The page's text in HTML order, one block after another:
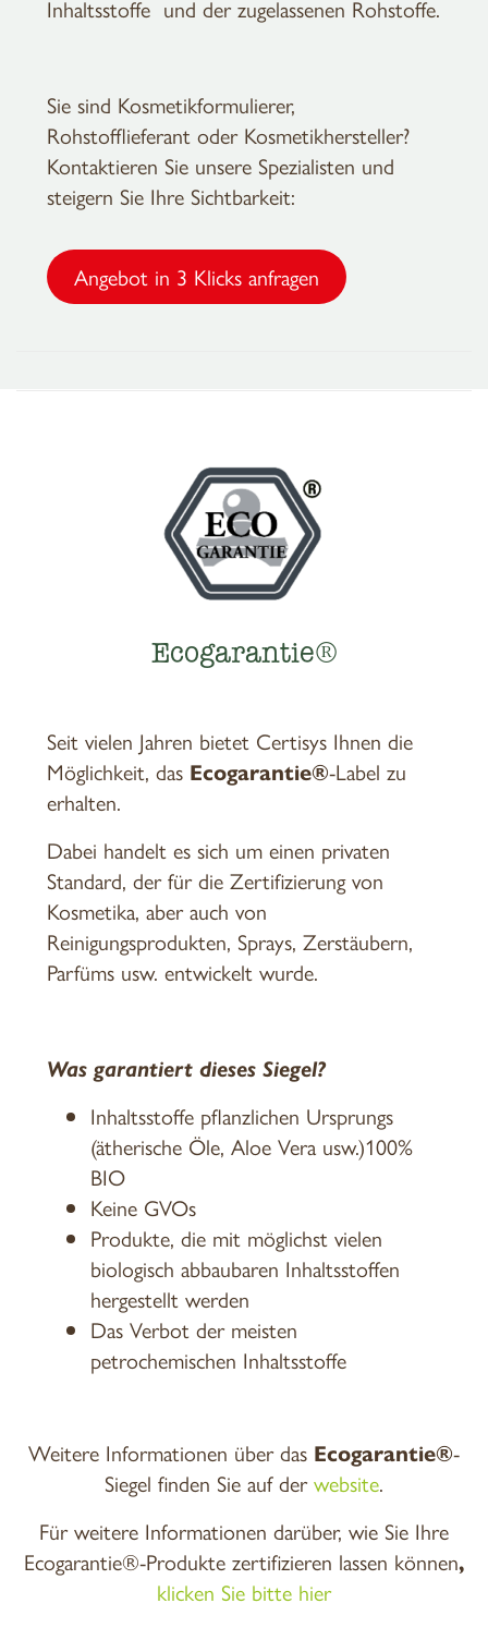
Inhaltsstoffe und der zugelassenen Rohstoffe.
Sie sind Kosmetikformulierer,
Rohstofflieferant oder Kosmetikhersteller?
Kontaktieren Sie unsere Spezialisten und
steigern Sie Ihre Sichtbarkeit:
Angebot in 3 Klicks anfragen
Ecogarantie®
Seit vielen Jahren bietet Certisys Ihnen die
Möglichkeit, das Ecogarantie®-Label zu
erhalten.
Dabei handelt es sich um einen privaten
Standard, der für die Zertifizierung von
Kosmetika, aber auch von
Reinigungsprodukten, Sprays, Zerstäubern,
Parfüms usw. entwickelt wurde.
Was garantiert dieses Siegel?
Inhaltsstoffe pflanzlichen Ursprungs
(ätherische Öle, Aloe Vera usw.)100%
BIO
Keine GVOs
Produkte, die mit möglichst vielen
biologisch abbaubaren Inhaltsstoffen
hergestellt werden
Das Verbot der meisten
petrochemischen Inhaltsstoffe
Weitere Informationen über das Ecogarantie®-
Siegel finden Sie auf derwebsite.
Für weitere Informationen darüber, wie Sie Ihre
Ecogarantie®-Produkte zertifizieren lassen können,
klicken Sie bitte hier